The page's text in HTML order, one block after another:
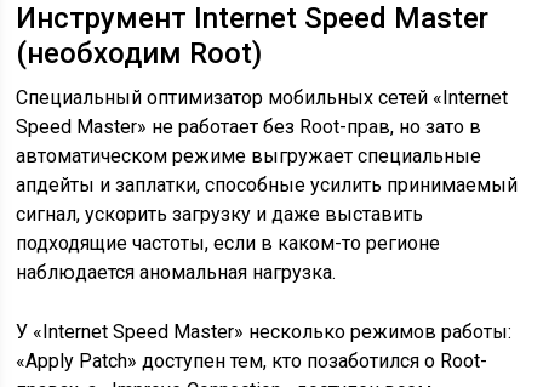
Инструмент Internet Speed Master
(необходим Root)
Специальный оптимизатор мобильных сетей «Internet
Speed Master» не работает без Root-прав, но зато в
автоматическом режиме выгружает специальные
апдейты и заплатки, способные усилить принимаемый
сигнал, ускорить загрузку и даже выставить
подходящие частоты, если в каком-то регионе
наблюдается аномальная нагрузка.
У «Internet Speed Master» несколько режимов работы:
«Apply Patch» доступен тем, кто позаботился о Root-